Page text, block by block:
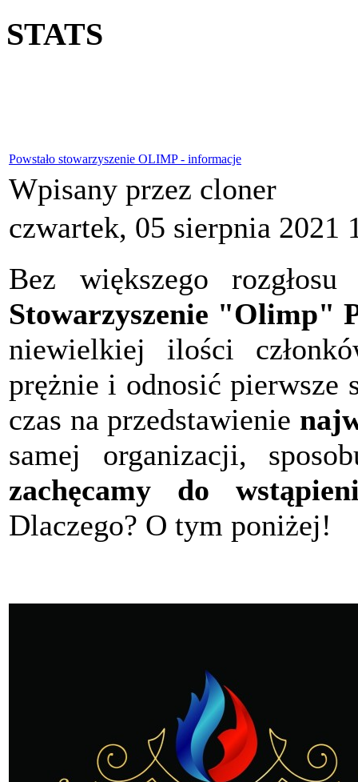
STATS
Powstało stowarzyszenie OLIMP - informacje
Wpisany przez cloner
czwartek, 05 sierpnia 2021
Bez większego
Stowarzyszenie "Olimp"
niewielkiej ilości
prężnie i odnosić pierwsze
czas na przedstawienie
samej organizacji,
zachęcamy do
Dlaczego? O tym poniżej!